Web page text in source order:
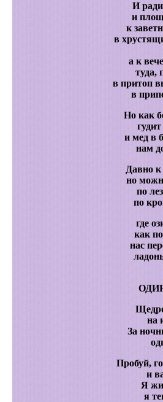
И
и
к
в
а к
туда,
в притоп
в
Но как
и мед в
нам
Давно к
но
по
по
где
как
нас
на
За
Пробуй,
и
Я
я